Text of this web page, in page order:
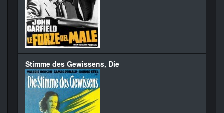
Stimme des Gewissens, Die